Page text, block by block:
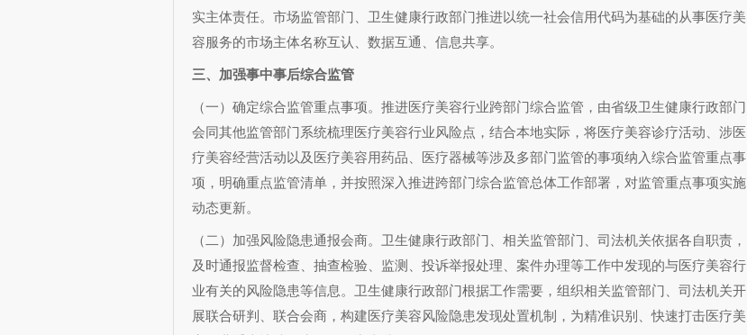
实主体责任。市场监管部门、卫生健康行政部门推进以统一社会信用代码为基础的从事医疗美
容服务的市场主体名称互认、数据互通、信息共享。
三、加强事中事后综合监管
（一）确定综合监管重点事项。推进医疗美容行业跨部门综合监管，由省级卫生健康行政部门
会同其他监管部门系统梳理医疗美容行业风险点，结合本地实际，将医疗美容诊疗活动、涉医
疗美容经营活动以及医疗美容用药品、医疗器械等涉及多部门监管的事项纳入综合监管重点事
项，明确重点监管清单，并按照深入推进跨部门综合监管总体工作部署，对监管重点事项实施
动态更新。
（二）加强风险隐患通报会商。卫生健康行政部门、相关监管部门、司法机关依据各自职责，
及时通报监督检查、抽查检验、监测、投诉举报处理、案件办理等工作中发现的与医疗美容行
业有关的风险隐患等信息。卫生健康行政部门根据工作需要，组织相关监管部门、司法机关开
展联合研判、联合会商，构建医疗美容风险隐患发现处置机制，为精准识别、快速打击医疗美